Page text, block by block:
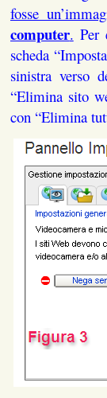
fosse
computer. Per
scheda
sinistra verso
“Elimina sito
con “Elimina